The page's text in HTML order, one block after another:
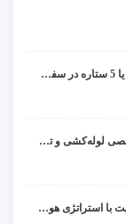
مقایسه هزینه اقامت هتل معمولی، میان‌رده یا 5 ستاره در سفر زیارتی عراق
لوله بازکنی قزوین، تخلیه چاه و خدمات تخصصی لوله‌کشی و تشخیص ترکیدگی
آیا پیجهای اینستاگرام درآمد دارند؟ راز موفقیت با استراتژی هوشمندانه